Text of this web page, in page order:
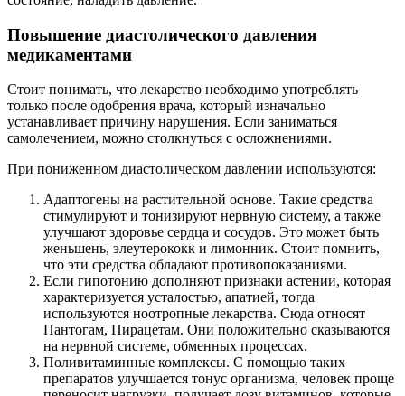
Повышение диастолического давления
медикаментами
Стоит понимать, что лекарство необходимо употреблять
только после одобрения врача, который изначально
устанавливает причину нарушения. Если заниматься
самолечением, можно столкнуться с осложнениями.
При пониженном диастолическом давлении используются:
Адаптогены на растительной основе. Такие средства
стимулируют и тонизируют нервную систему, а также
улучшают здоровье сердца и сосудов. Это может быть
женьшень, элеутерококк и лимонник. Стоит помнить,
что эти средства обладают противопоказаниями.
Если гипотонию дополняют признаки астении, которая
характеризуется усталостью, апатией, тогда
используются ноотропные лекарства. Сюда относят
Пантогам, Пирацетам. Они положительно сказываются
на нервной системе, обменных процессах.
Поливитаминные комплексы. С помощью таких
препаратов улучшается тонус организма, человек проще